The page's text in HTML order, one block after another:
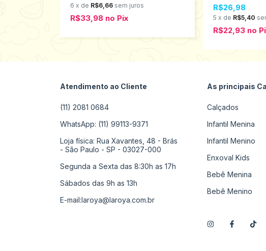
6 x de R$6,66 sem juros
R$33,98 no Pix
R$26,98
5 x de R$5,40
R$22,93 no
Atendimento ao Cliente
(11) 2081 0684
WhatsApp: (11) 99113-9371
Loja física: Rua Xavantes, 48 - Brás
- São Paulo - SP - 03027-000
Segunda a Sexta das 8:30h as 17h
Sábados das 9h as 13h
E-mail:laroya@laroya.com.br
As principais
Calçados
Infantil Menina
Infantil Menino
Enxoval Kids
Bebê Menina
Bebê Menino